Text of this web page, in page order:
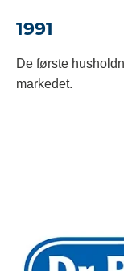
1991
De første
markedet.